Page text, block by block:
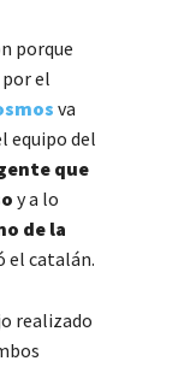
porque
el
va
equipo del
que
y a lo
de la
el catalán.
realizado